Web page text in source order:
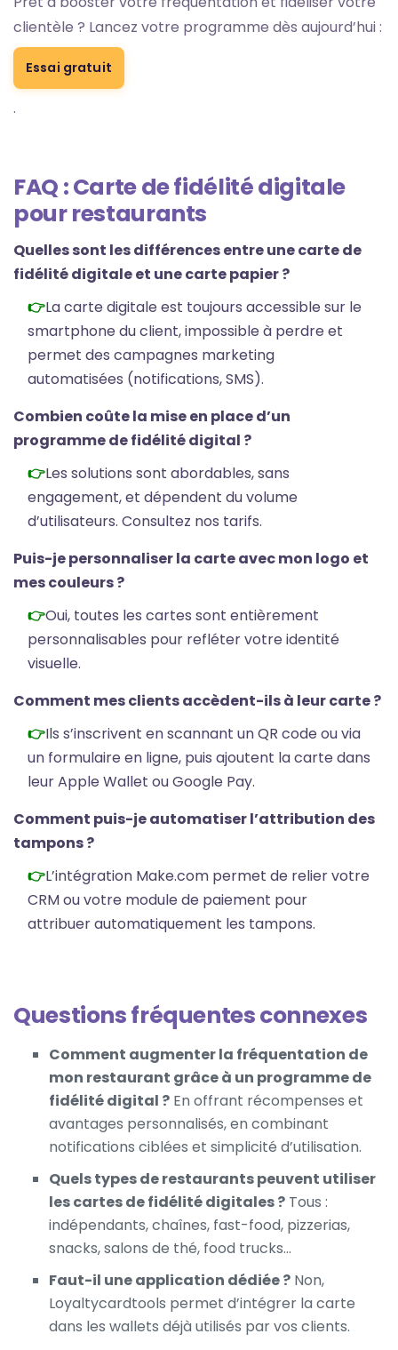
clientèle ? Lancez votre programme dès aujourd’hui :
Essai gratuit
.
FAQ : Carte de fidélité digitale
pour restaurants
Quelles sont les différences entre une carte de
fidélité digitale et une carte papier ?
La carte digitale est toujours accessible sur le
smartphone du client, impossible à perdre et
permet des campagnes marketing
automatisées (notifications, SMS).
Combien coûte la mise en place d’un
programme de fidélité digital ?
Les solutions sont abordables, sans
engagement, et dépendent du volume
d’utilisateurs. Consultez nos tarifs.
Puis-je personnaliser la carte avec mon logo et
mes couleurs ?
Oui, toutes les cartes sont entièrement
personnalisables pour refléter votre identité
visuelle.
Comment mes clients accèdent-ils à leur carte ?
Ils s’inscrivent en scannant un QR code ou via
un formulaire en ligne, puis ajoutent la carte dans
leur Apple Wallet ou Google Pay.
Comment puis-je automatiser l’attribution des
tampons ?
L’intégration Make.com permet de relier votre
CRM ou votre module de paiement pour
attribuer automatiquement les tampons.
Questions fréquentes connexes
Comment augmenter la fréquentation de
mon restaurant grâce à un programme de
fidélité digital ? En offrant récompenses et
avantages personnalisés, en combinant
notifications ciblées et simplicité d’utilisation.
Quels types de restaurants peuvent utiliser
les cartes de fidélité digitales ? Tous :
indépendants, chaînes, fast-food, pizzerias,
snacks, salons de thé, food trucks…
Faut-il une application dédiée ? Non,
Loyaltycardtools permet d’intégrer la carte
dans les wallets déjà utilisés par vos clients.